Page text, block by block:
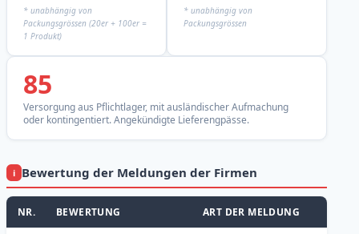
* unabhängig von
Packungsgrössen (20er + 100er =
1 Produkt)
* unabhängig von
Packungsgrössen
85
Versorgung aus Pflichtlager, mit ausländischer Aufmachung
oder kontingentiert. Angekündigte Lieferengpässe.
ℹ Bewertung der Meldungen der Firmen
NR. BEWERTUNG ART DER MELDUNG